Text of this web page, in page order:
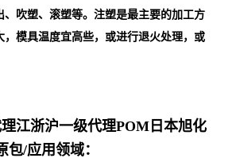
、吹塑、滚塑等。注塑是最主要的加工方
，模具温度宜高些，或进行退火处理，或
江浙沪一级代理POM日本旭化
包/应用领域：